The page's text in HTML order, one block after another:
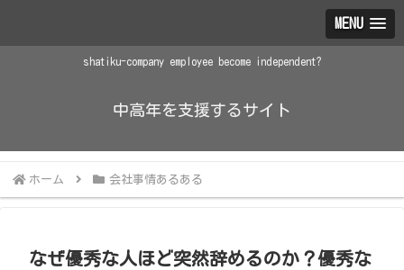
MENU
shatiku-company employee become independent?
中高年を支援するサイト
ホーム 会社事情あるある
なぜ優秀な人ほど突然辞めるのか？優秀な